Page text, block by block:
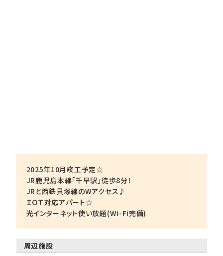
2025年10月竣工予定☆
JR鹿児島本線「千早駅」徒歩8分！
JRと西鉄貝塚線のWアクセス♪
ＩＯＴ対応アパート☆
光インターネット使い放題(Wi-Fi完備)
周辺施設